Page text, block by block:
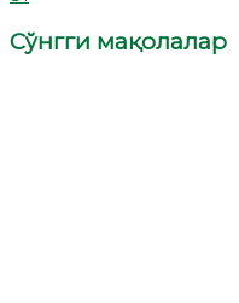
Сўнгги мақолалар